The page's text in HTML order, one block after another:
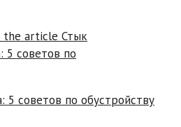
5 советов по обустройству